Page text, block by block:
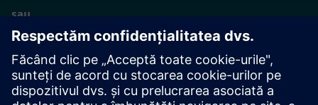
sau
Contactați-ne la 1-800-547-3000 sau 1-503-685-
8000